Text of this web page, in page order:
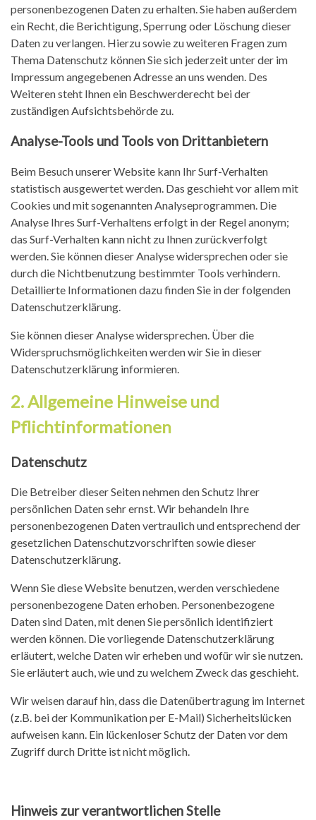
personenbezogenen Daten zu erhalten. Sie haben außerdem
ein Recht, die Berichtigung, Sperrung oder Löschung dieser
Daten zu verlangen. Hierzu sowie zu weiteren Fragen zum
Thema Datenschutz können Sie sich jederzeit unter der im
Impressum angegebenen Adresse an uns wenden. Des
Weiteren steht Ihnen ein Beschwerderecht bei der
zuständigen Aufsichtsbehörde zu.
Analyse-Tools und Tools von Drittanbietern
Beim Besuch unserer Website kann Ihr Surf-Verhalten
statistisch ausgewertet werden. Das geschieht vor allem mit
Cookies und mit sogenannten Analyseprogrammen. Die
Analyse Ihres Surf-Verhaltens erfolgt in der Regel anonym;
das Surf-Verhalten kann nicht zu Ihnen zurückverfolgt
werden. Sie können dieser Analyse widersprechen oder sie
durch die Nichtbenutzung bestimmter Tools verhindern.
Detaillierte Informationen dazu finden Sie in der folgenden
Datenschutzerklärung.
Sie können dieser Analyse widersprechen. Über die
Widerspruchsmöglichkeiten werden wir Sie in dieser
Datenschutzerklärung informieren.
2. Allgemeine Hinweise und
Pflichtinformationen
Datenschutz
Die Betreiber dieser Seiten nehmen den Schutz Ihrer
persönlichen Daten sehr ernst. Wir behandeln Ihre
personenbezogenen Daten vertraulich und entsprechend der
gesetzlichen Datenschutzvorschriften sowie dieser
Datenschutzerklärung.
Wenn Sie diese Website benutzen, werden verschiedene
personenbezogene Daten erhoben. Personenbezogene
Daten sind Daten, mit denen Sie persönlich identifiziert
werden können. Die vorliegende Datenschutzerklärung
erläutert, welche Daten wir erheben und wofür wir sie nutzen.
Sie erläutert auch, wie und zu welchem Zweck das geschieht.
Wir weisen darauf hin, dass die Datenübertragung im Internet
(z.B. bei der Kommunikation per E-Mail) Sicherheitslücken
aufweisen kann. Ein lückenloser Schutz der Daten vor dem
Zugriff durch Dritte ist nicht möglich.
Hinweis zur verantwortlichen Stelle